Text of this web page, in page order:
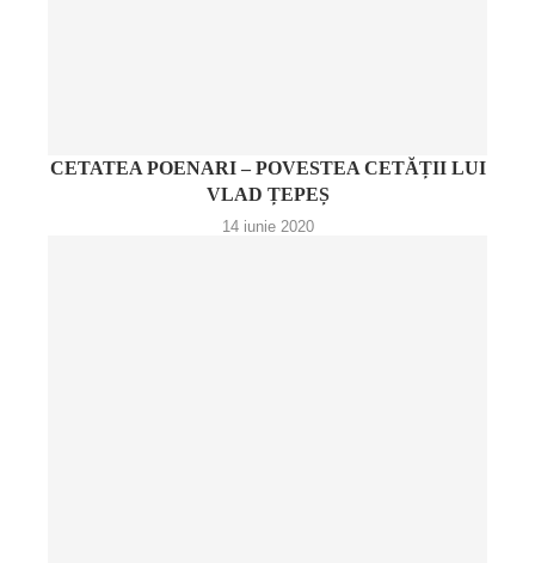
CETATEA POENARI – POVESTEA CETĂȚII LUI
VLAD ȚEPEȘ
14 iunie 2020